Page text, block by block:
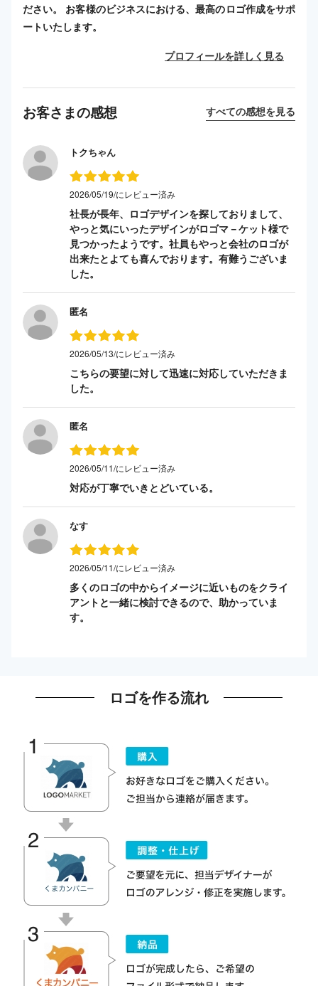
ださい。 お客様のビジネスにおける、最高のロゴ作成をサポ
ートいたします。
プロフィールを詳しく見る
お客さまの感想 すべての感想を見る
トクちゃん
2026/05/19/にレビュー済み
社長が長年、ロゴデザインを探しておりまして、
やっと気にいったデザインがロゴマ－ケット様で
見つかったようです。社員もやっと会社のロゴが
出来たとよても喜んでおります。有難うございま
した。
匿名
2026/05/13/にレビュー済み
こちらの要望に対して迅速に対応していただきま
した。
匿名
2026/05/11/にレビュー済み
対応が丁寧でいきとどいている。
なす
2026/05/11/にレビュー済み
多くのロゴの中からイメージに近いものをクライ
アントと一緒に検討できるので、助かっていま
す。
ロゴを作る流れ